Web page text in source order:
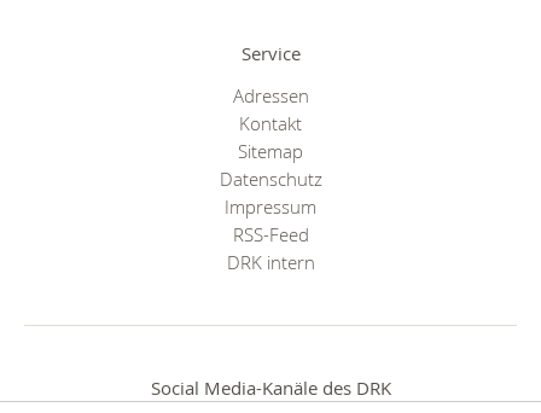
Service
Adressen
Kontakt
Sitemap
Datenschutz
Impressum
RSS-Feed
DRK intern
Social Media-Kanäle des DRK